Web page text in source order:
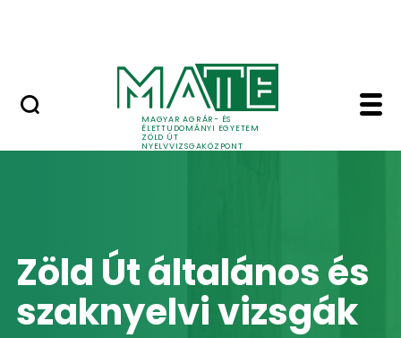
MAGYAR AGRÁR- ÉS
ÉLETTUDOMÁNYI EGYETEM
ZÖLD ÚT
NYELVVIZSGAKÖZPONT
Zöld Út általános és
Zöld Út általános és
szaknyelvi vizsgák